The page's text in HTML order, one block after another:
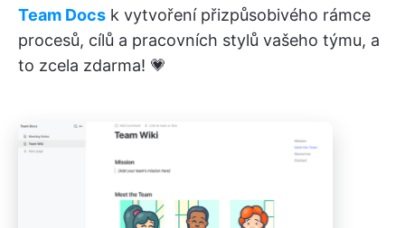
Team Docs k vytvoření přizpůsobivého rámce
procesů, cílů a pracovních stylů vašeho týmu, a
to zcela zdarma! 💗